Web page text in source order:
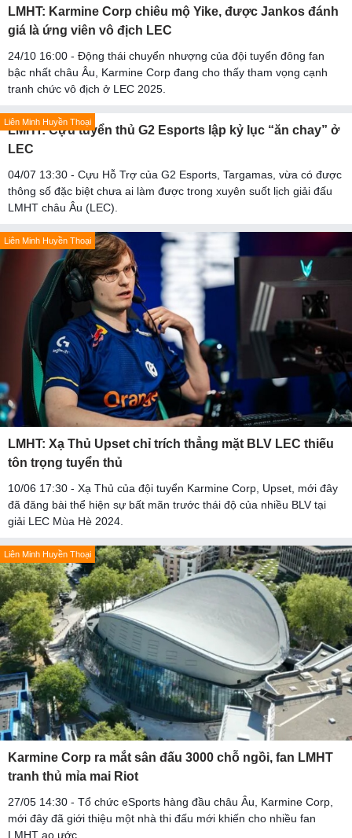
LMHT: Karmine Corp chiêu mộ Yike, được Jankos đánh
giá là ứng viên vô địch LEC
24/10 16:00 - Động thái chuyển nhượng của đội tuyển đông fan
bậc nhất châu Âu, Karmine Corp đang cho thấy tham vọng cạnh
tranh chức vô địch ở LEC 2025.
Liên Minh Huyền Thoại
LMHT: Cựu tuyển thủ G2 Esports lập kỷ lục “ăn chay” ở
LEC
04/07 13:30 - Cựu Hỗ Trợ của G2 Esports, Targamas, vừa có được
thông số đặc biệt chưa ai làm được trong xuyên suốt lịch giải đấu
LMHT châu Âu (LEC).
Liên Minh Huyền Thoại
LMHT: Xạ Thủ Upset chỉ trích thẳng mặt BLV LEC thiếu
tôn trọng tuyển thủ
10/06 17:30 - Xạ Thủ của đội tuyển Karmine Corp, Upset, mới đây
đã đăng bài thể hiện sự bất mãn trước thái độ của nhiều BLV tại
giải LEC Mùa Hè 2024.
Liên Minh Huyền Thoại
Karmine Corp ra mắt sân đấu 3000 chỗ ngồi, fan LMHT
tranh thủ mỉa mai Riot
27/05 14:30 - Tổ chức eSports hàng đầu châu Âu, Karmine Corp,
mới đây đã giới thiệu một nhà thi đấu mới khiến cho nhiều fan
LMHT ao ước.